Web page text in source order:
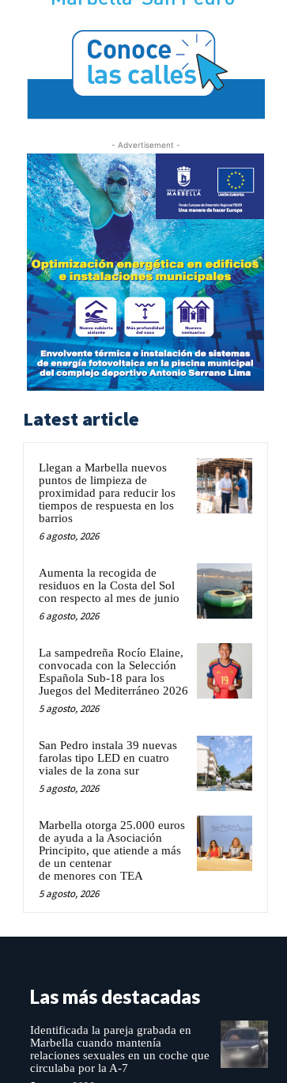
- Advertisement -
Latest article
Llegan a Marbella nuevos
puntos de limpieza de
proximidad para reducir los
tiempos de respuesta en los
barrios
6 agosto, 2026
Aumenta la recogida de
residuos en la Costa del Sol
con respecto al mes de junio
6 agosto, 2026
La sampedreña Rocío Elaine,
convocada con la Selección
Española Sub-18 para los
Juegos del Mediterráneo 2026
5 agosto, 2026
San Pedro instala 39 nuevas
farolas tipo LED en cuatro
viales de la zona sur
5 agosto, 2026
Marbella otorga 25.000 euros
de ayuda a la Asociación
Principito, que atiende a más
de un centenar
de menores con TEA
5 agosto, 2026
Las más destacadas
Identificada la pareja grabada en
Marbella cuando mantenía
relaciones sexuales en un coche que
circulaba por la A-7